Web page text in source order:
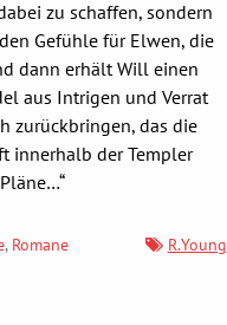
zu schaffen, sondern
Gefühle für Elwen, die
dann erhält Will einen
aus Intrigen und Verrat
zurückbringen, das die
innerhalb der Templer
, Romane R.Young